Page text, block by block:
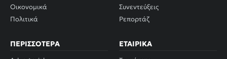
Οικονομικά
Πολιτικά
Συνεντεύξεις
Ρεπορτάζ
ΠΕΡΙΣΣΌΤΕΡΑ ΕΤΑΙΡΙΚΆ